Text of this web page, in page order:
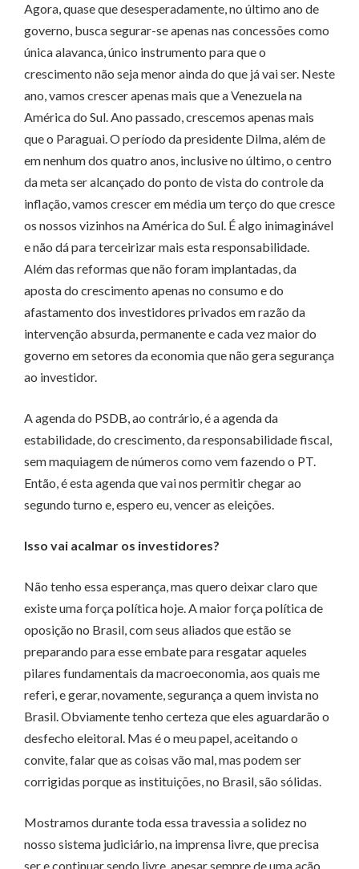
Agora, quase que desesperadamente, no último ano de
governo, busca segurar-se apenas nas concessões como
única alavanca, único instrumento para que o
crescimento não seja menor ainda do que já vai ser. Neste
ano, vamos crescer apenas mais que a Venezuela na
América do Sul. Ano passado, crescemos apenas mais
que o Paraguai. O período da presidente Dilma, além de
em nenhum dos quatro anos, inclusive no último, o centro
da meta ser alcançado do ponto de vista do controle da
inflação, vamos crescer em média um terço do que cresce
os nossos vizinhos na América do Sul. É algo inimaginável
e não dá para terceirizar mais esta responsabilidade.
Além das reformas que não foram implantadas, da
aposta do crescimento apenas no consumo e do
afastamento dos investidores privados em razão da
intervenção absurda, permanente e cada vez maior do
governo em setores da economia que não gera segurança
ao investidor.
A agenda do PSDB, ao contrário, é a agenda da
estabilidade, do crescimento, da responsabilidade fiscal,
sem maquiagem de números como vem fazendo o PT.
Então, é esta agenda que vai nos permitir chegar ao
segundo turno e, espero eu, vencer as eleições.
Isso vai acalmar os investidores?
Não tenho essa esperança, mas quero deixar claro que
existe uma força política hoje. A maior força política de
oposição no Brasil, com seus aliados que estão se
preparando para esse embate para resgatar aqueles
pilares fundamentais da macroeconomia, aos quais me
referi, e gerar, novamente, segurança a quem invista no
Brasil. Obviamente tenho certeza que eles aguardarão o
desfecho eleitoral. Mas é o meu papel, aceitando o
convite, falar que as coisas vão mal, mas podem ser
corrigidas porque as instituições, no Brasil, são sólidas.
Mostramos durante toda essa travessia a solidez no
nosso sistema judiciário, na imprensa livre, que precisa
ser e continuar sendo livre, apesar sempre de uma ação